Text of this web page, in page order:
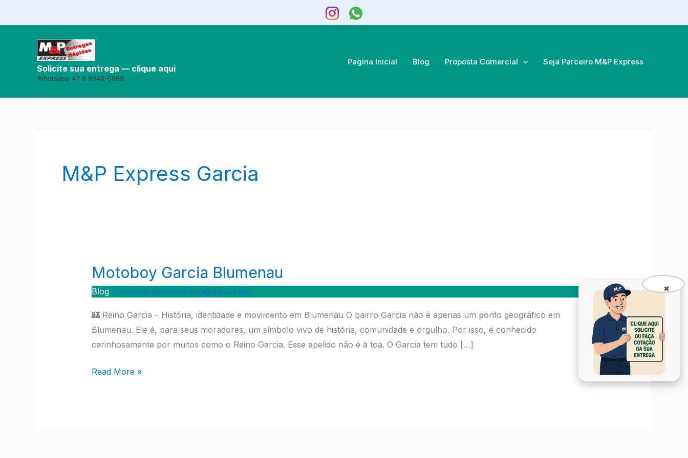
Solicite sua entrega — clique aqui
Whatsapp 47 9 9646-6888
Pagina Inicial Blog Proposta Comercial Seja Parceiro M&P Express
M&P Express Garcia
Motoboy Garcia Blumenau
Blog/ mepexpressfinanceiro@gmail.com
🏰 Reino Garcia – História, identidade e movimento em Blumenau O bairro Garcia não é apenas um ponto geográfico em
Blumenau. Ele é, para seus moradores, um símbolo vivo de história, comunidade e orgulho. Por isso, é conhecido
carinhosamente por muitos como o Reino Garcia. Esse apelido não é à toa. O Garcia tem tudo […]
Motoboy
Garcia
Blumenau
Read More »
×